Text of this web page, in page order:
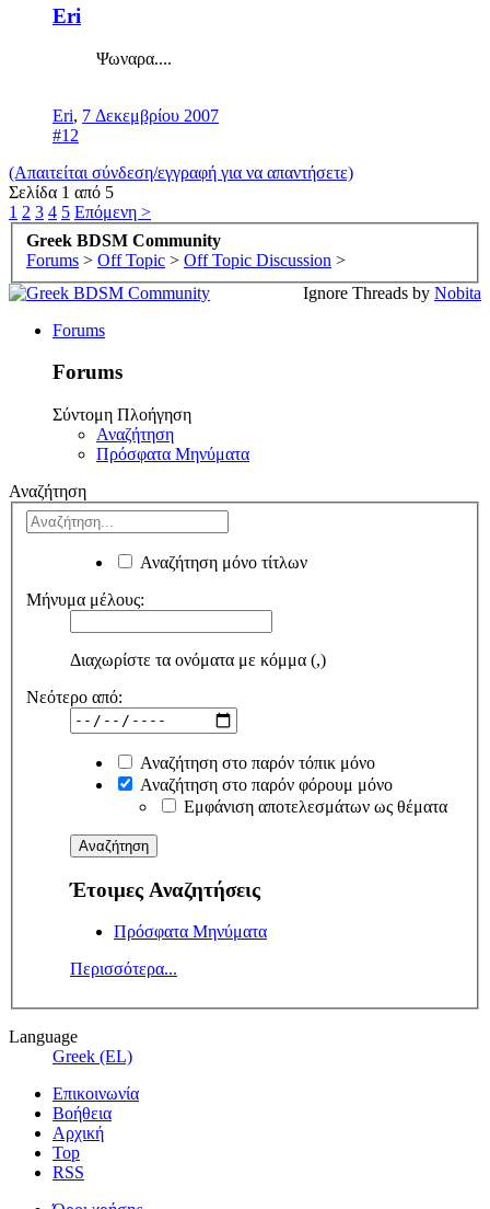
Eri
Ψωναρα....
Eri, 7 Δεκεμβρίου 2007
#12
(Απαιτείται σύνδεση/εγγραφή για να απαντήσετε)
Σελίδα 1 από 5
1 2 3 4 5 Επόμενη >
Greek BDSM Community
Forums > Off Topic > Off Topic Discussion >
Ignore Threads by Nobita
Forums
Forums
Σύντομη Πλοήγηση
Αναζήτηση
Πρόσφατα Μηνύματα
Αναζήτηση
Αναζήτηση μόνο τίτλων
Μήνυμα μέλους:
Διαχωρίστε τα ονόματα με κόμμα (,)
Νεότερο από:
Αναζήτηση στο παρόν τόπικ μόνο
Αναζήτηση στο παρόν φόρουμ μόνο
Εμφάνιση αποτελεσμάτων ως θέματα
Έτοιμες Αναζητήσεις
Πρόσφατα Μηνύματα
Περισσότερα...
Language
Greek (EL)
Επικοινωνία
Βοήθεια
Αρχική
Top
RSS